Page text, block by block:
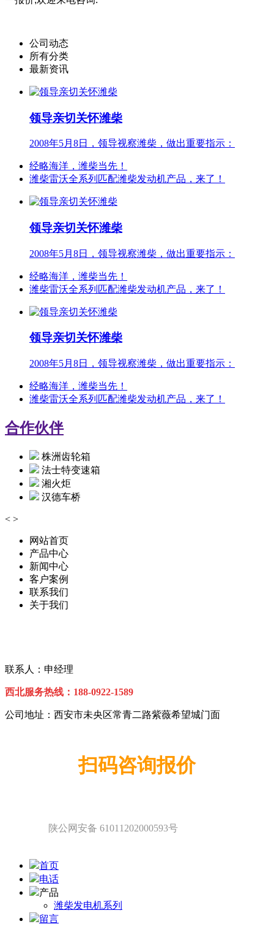
公司动态
所有分类
最新资讯
领导亲切关怀潍柴
2008年5月8日，领导视察潍柴，做出重要指示：
经略海洋，潍柴当先！
潍柴雷沃全系列匹配潍柴发动机产品，来了！
领导亲切关怀潍柴
2008年5月8日，领导视察潍柴，做出重要指示：
经略海洋，潍柴当先！
潍柴雷沃全系列匹配潍柴发动机产品，来了！
领导亲切关怀潍柴
2008年5月8日，领导视察潍柴，做出重要指示：
经略海洋，潍柴当先！
潍柴雷沃全系列匹配潍柴发动机产品，来了！
合作伙伴
株洲齿轮箱
法士特变速箱
湘火炬
汉德车桥
< >
网站首页
产品中心
新闻中心
客户案例
联系我们
关于我们
联系人：申经理
西北服务热线： 188-0922-1589
公司地址：西安市未央区常青二路紫薇希望城门面
扫码咨询报价
陕公网安备 61011202000593号
首页
电话
产品
潍柴发电机系列
留言